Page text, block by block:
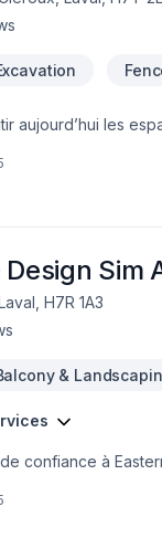
aujourd’hui les
des projets
et des matériaux de
de chaque
bénéficiez d’un
Nature – Bâtir
Sim
H7R 1A3
&
confiance à
Fissures,